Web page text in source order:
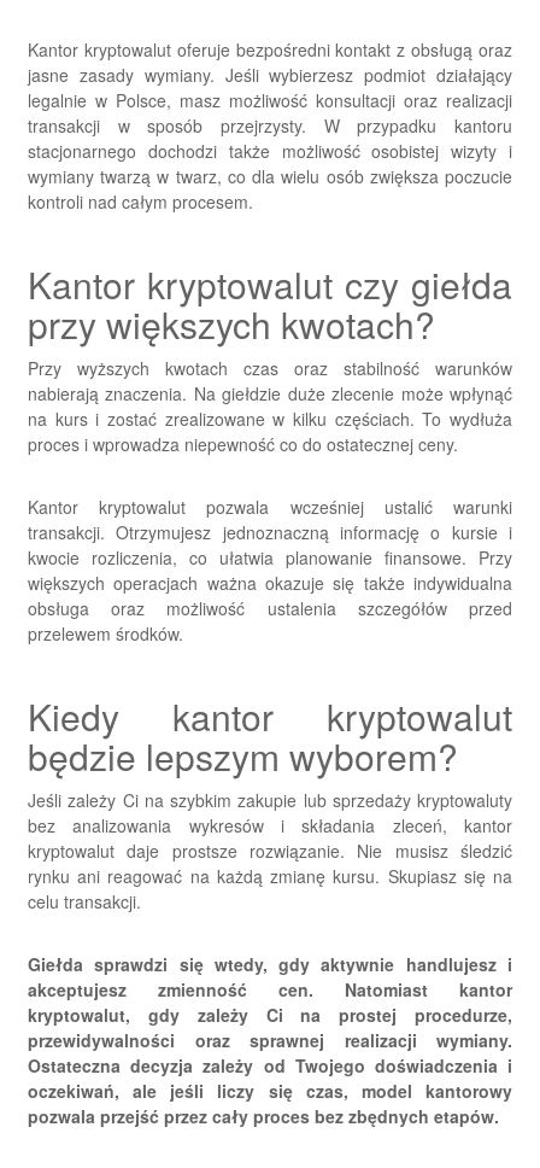
Kantor kryptowalut oferuje bezpośredni kontakt z obsługą oraz
jasne zasady wymiany. Jeśli wybierzesz podmiot działający
legalnie w Polsce, masz możliwość konsultacji oraz realizacji
transakcji w sposób przejrzysty. W przypadku kantoru
stacjonarnego dochodzi także możliwość osobistej wizyty i
wymiany twarzą w twarz, co dla wielu osób zwiększa poczucie
kontroli nad całym procesem.
Kantor kryptowalut czy giełda
przy większych kwotach?
Przy wyższych kwotach czas oraz stabilność warunków
nabierają znaczenia. Na giełdzie duże zlecenie może wpłynąć
na kurs i zostać zrealizowane w kilku częściach. To wydłuża
proces i wprowadza niepewność co do ostatecznej ceny.
Kantor kryptowalut pozwala wcześniej ustalić warunki
transakcji. Otrzymujesz jednoznaczną informację o kursie i
kwocie rozliczenia, co ułatwia planowanie finansowe. Przy
większych operacjach ważna okazuje się także indywidualna
obsługa oraz możliwość ustalenia szczegółów przed
przelewem środków.
Kiedy kantor kryptowalut
będzie lepszym wyborem?
Jeśli zależy Ci na szybkim zakupie lub sprzedaży kryptowaluty
bez analizowania wykresów i składania zleceń, kantor
kryptowalut daje prostsze rozwiązanie. Nie musisz śledzić
rynku ani reagować na każdą zmianę kursu. Skupiasz się na
celu transakcji.
Giełda sprawdzi się wtedy, gdy aktywnie handlujesz i
akceptujesz zmienność cen. Natomiast kantor
kryptowalut, gdy zależy Ci naprostej procedurze,
przewidywalności oraz sprawnej realizacji wymiany.
Ostateczna decyzja zależy od Twojego doświadczenia i
oczekiwań, ale jeśli liczy się czas, model kantorowy
pozwala przejść przez cały proces bez zbędnych etapów.